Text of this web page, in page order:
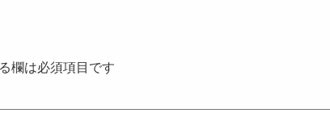
欄は必須項目です